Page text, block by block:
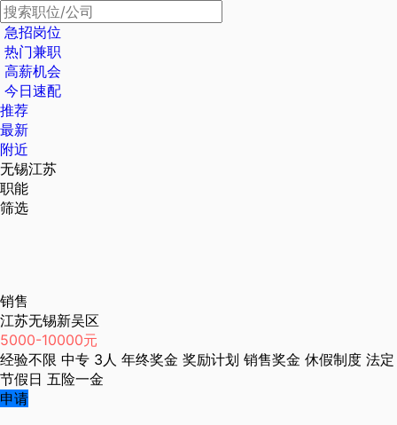
急招岗位
热门兼职
高薪机会
今日速配
推荐
最新
附近
无锡江苏
职能
筛选
销售
江苏无锡新吴区
5000-10000元
经验不限 中专 3人 年终奖金 奖励计划 销售奖金 休假制度 法定
节假日 五险一金
申请